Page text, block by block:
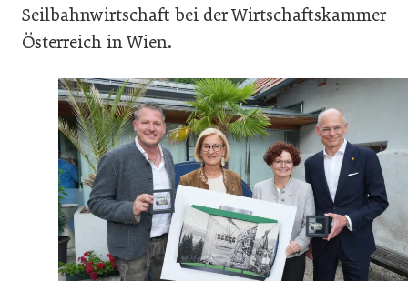
Seilbahnwirtschaft bei der Wirtschaftskammer
Österreich in Wien.